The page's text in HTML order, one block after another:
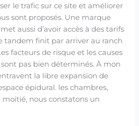
le trafic sur ce site et améliorer
sont proposés. Une marque
aussi d’avoir accès à des tarifs
tandem finit par arriver au ranch
facteurs de risque et les causes
pas bien déterminés. À mon
la libre expansion de
épidural. les chambres,
moitié, nous constatons un